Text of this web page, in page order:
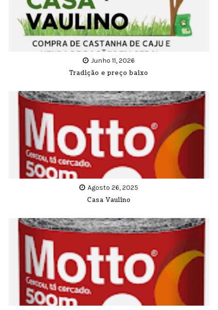
Junho 11, 2026
Tradição e preço baixo
Agosto 26, 2025
Casa Vaulino